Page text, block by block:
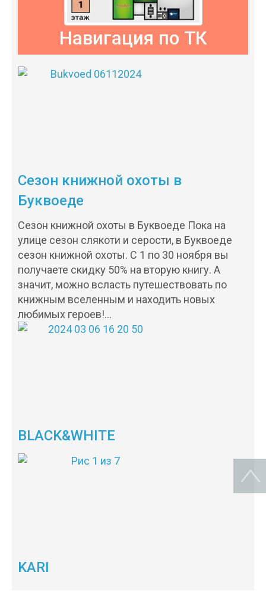
Навигация по ТК
Сезон книжной охоты в
Буквоеде
Сезон книжной охоты в Буквоеде Пока на
улице сезон слякоти и серости, в Буквоеде
сезон книжной охоты. С 1 по 30 ноября вы
получаете скидку 50% на вторую книгу. А
значит, можно всласть путешествовать по
книжным вселенным и находить новых
любимых героев!…
BLACK&WHITE
KARI